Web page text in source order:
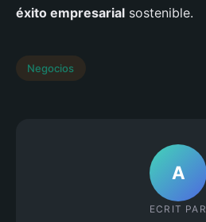
éxito empresarial sostenible.
Negocios
A
ECRIT PAR